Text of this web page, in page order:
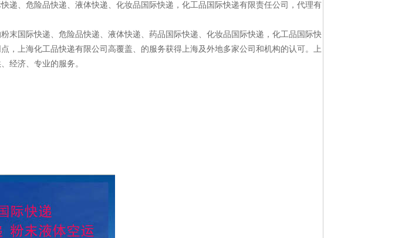
递、危险品快递、液体快递、化妆品国际快递，化工品国际快递有限责任公司，代理有
末国际快递、危险品快递、液体快递、药品国际快递、化妆品国际快递，化工品国际快
，上海化工品快递有限公司高覆盖、的服务获得上海及外地多家公司和机构的认可。上
经济、专业的服务。